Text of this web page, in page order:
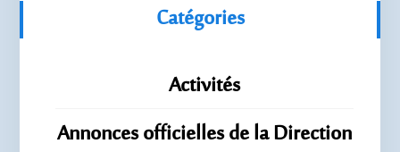
Catégories
Activités
Annonces officielles de la Direction